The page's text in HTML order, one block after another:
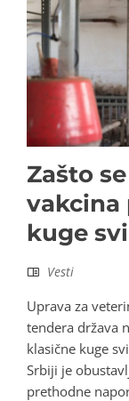
Zašto
vakcina
kuge
Vesti
Uprava za
tendera država
klasične kuge
Srbiji je
prethodne